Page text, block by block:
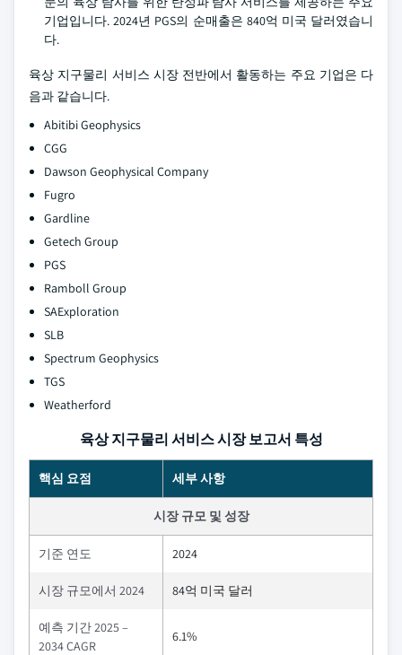
기업입니다. 2024년 PGS의 순매출은 840억 미국 달러였습니
다.
육상 지구물리 서비스 시장 전반에서 활동하는 주요 기업은 다
음과 같습니다.
Abitibi Geophysics
CGG
Dawson Geophysical Company
Fugro
Gardline
Getech Group
PGS
Ramboll Group
SAExploration
SLB
Spectrum Geophysics
TGS
Weatherford
육상 지구물리 서비스 시장 보고서 특성
핵심 요점 세부 사항
시장 규모 및 성장
기준 연도 2024
시장 규모에서 2024 84억 미국 달러
예측 기간 2025 –
2034 CAGR
6.1%